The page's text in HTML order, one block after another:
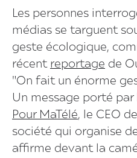
Les personnes
médias se targuent
geste écologique,
récent reportage de
"On fait un énorme
Un message porté par
Pour MaTélé, le CEO
société qui organise
affirme devant la